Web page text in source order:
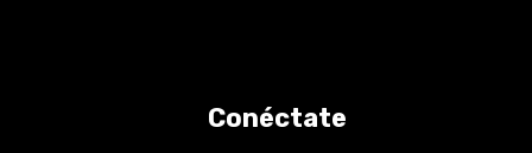
Conéctate